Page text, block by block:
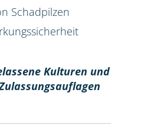
Schadpilzen
Kulturen und